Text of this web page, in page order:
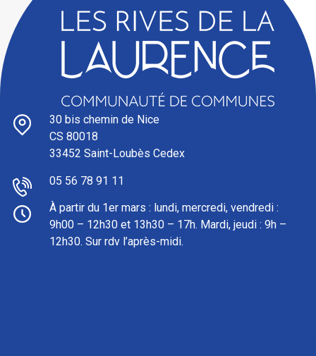
30 bis chemin de Nice
CS 80018
33452 Saint-Loubès Cedex
05 56 78 91 11
À partir du 1er mars : l undi, mercredi, vendredi :
9h00 – 12h30 et 13h30 – 17h. Mardi, jeudi : 9h –
12h30. Sur rdv l’après-midi.